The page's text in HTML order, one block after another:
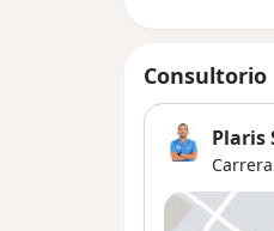
Consultorio
Plaris